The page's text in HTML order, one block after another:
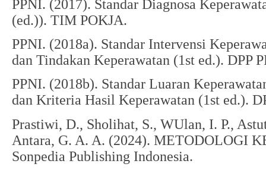
PPNI. (2017). Standar Diagnosa
(ed.)). TIM POKJA.
PPNI. (2018a). Standar Intervensi
dan Tindakan Keperawatan (1st ed.). DPP
PPNI. (2018b). Standar Luaran
dan Kriteria Hasil Keperawatan (1st ed.).
Prastiwi, D., Sholihat, S., WUlan, I. P.,
Antara, G. A. A. (2024). METODOLOGI
Sonpedia Publishing Indonesia.